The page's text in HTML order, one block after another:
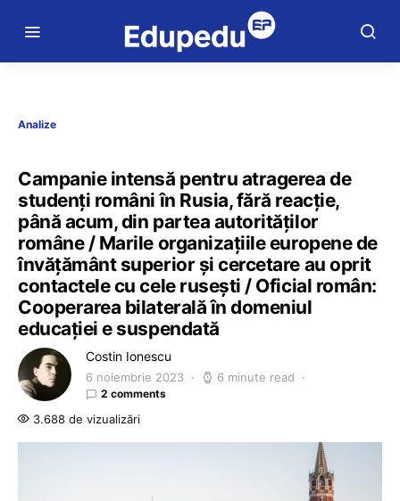
Analize
Campanie intensă pentru atragerea de
studenți români în Rusia, fără reacție,
până acum, din partea autorităților
române / Marile organizațiile europene de
învățământ superior și cercetare au oprit
contactele cu cele rusești / Oficial român:
Cooperarea bilaterală în domeniul
educației e suspendată
Costin Ionescu
6 noiembrie 2023 6 minute read
2 comments
3.688 de vizualizări